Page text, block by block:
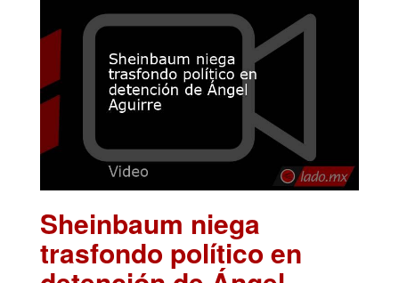
Sheinbaum niega
trasfondo político en